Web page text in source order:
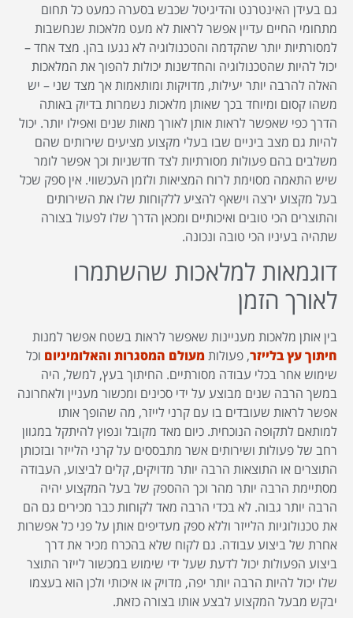
גם בעידן האינטרנט והדיגיטל שכבש בסערה כמעט כל תחום
מתחומי החיים עדיין אפשר לראות לא מעט מלאכות שנחשבות
למסורתיות יותר שהקדמה והטכנולוגיה לא נגעו בהן. מצד אחד –
יכול להיות שהטכנולוגיה והחדשנות יכולות להפוך את המלאכות
האלה להרבה יותר יעילות, מדויקות ומותאמות אך מצד שני – יש
משהו קסום ומיוחד בכך שאותן מלאכות נשמרות בדיוק באותה
הדרך כפי שאפשר לראות אותן לאורך מאות שנים ואפילו יותר. יכול
להיות גם מצב ביניים שבו בעלי מקצוע מציעים שירותים שהם
משלבים בהם פעולות מסורתיות לצד חדשניות וכך אפשר לומר
שיש התאמה מסוימת לרוח המציאות ולזמן העכשווי. אין ספק שכל
בעל מקצוע ירצה וישאף להציע ללקוחות שלו את השירותים
והתוצרים הכי טובים ואיכותיים ומכאן הדרך שלו לפעול בצורה
שתהיה בעיניו הכי טובה ונכונה.
דוגמאות למלאכות שהשתמרו
לאורך הזמן
בין אותן מלאכות מעניינות שאפשר לראות בשטח אפשר למנות
חיתוך עץ בלייזר, פעולותמעולם המסגרות והאלומיניום וכל
שימוש אחר בכלי עבודה מסורתיים. החיתוך בעץ, למשל, היה
במשך הרבה שנים מבוצע על ידי סכינים ומכשור מעניין ולאחרונה
אפשר לראות שעובדים בו עם קרני לייזר, מה שהופך אותו
למותאם לתקופה הנוכחית. כיום מאד מקובל ונפוץ להיתקל במגוון
רחב של פעולות ושירותים אשר מתבססים על קרני הלייזר ובזכותן
התוצרים או התוצאות הרבה יותר מדויקים, קלים לביצוע, העבודה
מסתיימת הרבה יותר מהר וכך ההספק של בעל המקצוע יהיה
הרבה יותר גבוה. לא בכדי הרבה מאד לקוחות כבר מכירים גם הם
את טכנולוגיות הלייזר וללא ספק מעדיפים אותן על פני כל אפשרות
אחרת של ביצוע עבודה. גם לקוח שלא בהכרח מכיר את דרך
ביצוע הפעולות יכול לדעת שעל ידי שימוש במכשור לייזר התוצר
שלו יכול להיות הרבה יותר יפה, מדויק או איכותי ולכן הוא בעצמו
יבקש מבעל המקצוע לבצע אותו בצורה כזאת.